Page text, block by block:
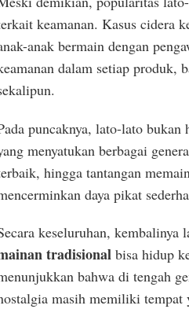
keamanan. Kasus cidera
anak bermain dengan
dalam setiap produk,
puncaknya, lato-lato bukan
menyatukan berbagai
hingga tantangan
daya pikat
keseluruhan, kembalinya
tradisionalbisa hidup
bahwa di tengah
masih memiliki tempat